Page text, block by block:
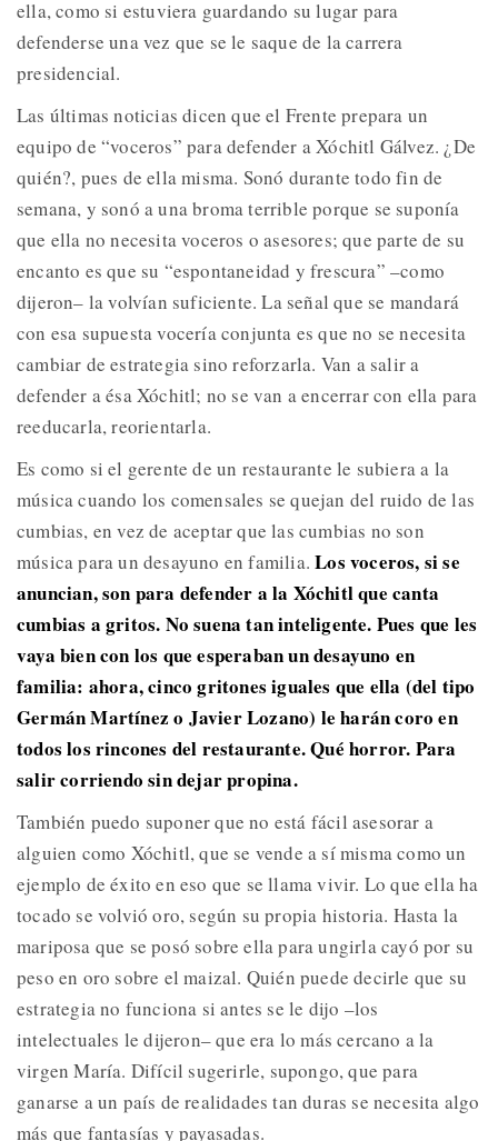
ella, como si estuviera guardando su lugar para
defenderse una vez que se le saque de la carrera
presidencial.
Las últimas noticias dicen que el Frente prepara un
equipo de “voceros” para defender a Xóchitl Gálvez. ¿De
quién?, pues de ella misma. Sonó durante todo fin de
semana, y sonó a una broma terrible porque se suponía
que ella no necesita voceros o asesores; que parte de su
encanto es que su “espontaneidad y frescura” –como
dijeron– la volvían suficiente. La señal que se mandará
con esa supuesta vocería conjunta es que no se necesita
cambiar de estrategia sino reforzarla. Van a salir a
defender a ésa Xóchitl; no se van a encerrar con ella para
reeducarla, reorientarla.
Es como si el gerente de un restaurante le subiera a la
música cuando los comensales se quejan del ruido de las
cumbias, en vez de aceptar que las cumbias no son
música para un desayuno en familia.Los voceros, si se
anuncian, son para defender a la Xóchitl que canta
cumbias a gritos. No suena tan inteligente. Pues que les
vaya bien con los que esperaban un desayuno en
familia: ahora, cinco gritones iguales que ella (del tipo
Germán Martínez o Javier Lozano) le harán coro en
todos los rincones del restaurante. Qué horror. Para
salir corriendo sin dejar propina.
También puedo suponer que no está fácil asesorar a
alguien como Xóchitl, que se vende a sí misma como un
ejemplo de éxito en eso que se llama vivir. Lo que ella ha
tocado se volvió oro, según su propia historia. Hasta la
mariposa que se posó sobre ella para ungirla cayó por su
peso en oro sobre el maizal. Quién puede decirle que su
estrategia no funciona si antes se le dijo –los
intelectuales le dijeron– que era lo más cercano a la
virgen María. Difícil sugerirle, supongo, que para
ganarse a un país de realidades tan duras se necesita algo
más que fantasías y payasadas.